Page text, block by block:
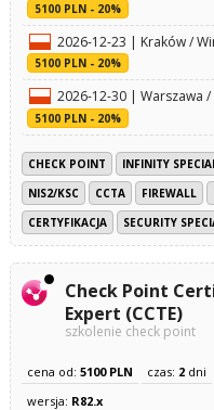
5100 PLN - 20%
2026-12-23 | Kraków /
5100 PLN - 20%
2026-12-30 | Warszawa
5100 PLN - 20%
CHECK POINT INFINITY
NIS2/KSC
CCTA FIREWALL
CERTYFIKACJA
SECURITY
Check Point
Expert (CCTE)
szkolenie check point
cena od: 5100 PLN czas: 2dni
wersja: R82.x